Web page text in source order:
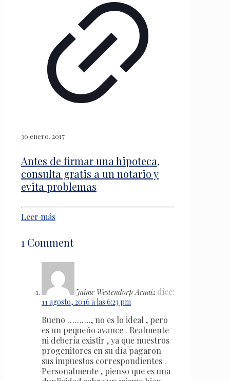
30 enero, 2017
Antes de firmar una hipoteca,
consulta gratis a un notario y
evita problemas
Leer más
1 Comment
Jaime Westendorp Arnaiz dice:
11 agosto, 2016 a las 6:23 pm
Bueno ………., no es lo ideal , pero
es un pequeño avance . Realmente
ni debería existir , ya que nuestros
progenitores en su día pagaron
sus impuestos correspondientes .
Personalmente , pienso que es una